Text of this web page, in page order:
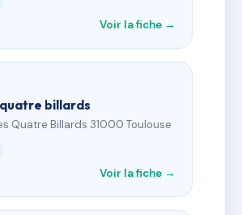
Voir la fiche →
quatre billards
Quatre Billards 31000 Toulouse
Voir la fiche →